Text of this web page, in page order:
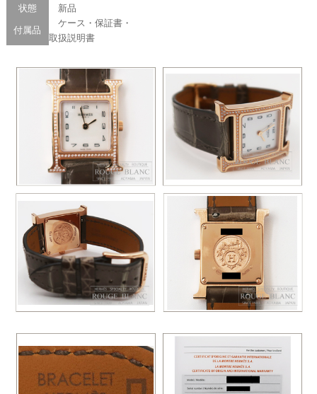
状態
新品
付属品
ケース・保証書・
取扱説明書